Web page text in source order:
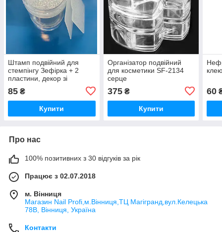
Штамп подвійний для
стемпінгу Зефірка + 2
пластини, декор зі
85 ₴
Купити
Організатор подвійний
для косметики SF-2134
серце
375₴
Купити
60
Про нас
100% позитивних з 30 відгуків за рік
Працює з 02.07.2018
м. Вінниця
Магазин Nail Profi,м.Вінниця,ТЦ Магігранд,вул.Келецька
78В, Вінниця, Україна
Контакти